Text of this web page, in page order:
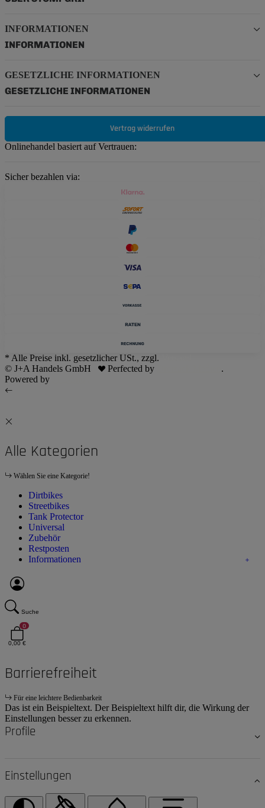
INFORMATIONEN
INFORMATIONEN
GESETZLICHE INFORMATIONEN
GESETZLICHE INFORMATIONEN
Vertrag widerrufen
Onlinehandel basiert auf Vertrauen:
Sicher bezahlen via:
* Alle Preise inkl. gesetzlicher USt., zzgl.
© J+A Handels GmbH
Perfected by
.
Powered by
Alle Kategorien
Wählen Sie eine Kategorie!
Dirtbikes
Streetbikes
Tank Protector
Universal
Zubehör
Restposten
Informationen
Suche
0
0,00 €
Barrierefreiheit
Für eine leichtere Bedienbarkeit
Das ist ein Beispieltext. Der Beispieltext hilft dir, die Wirkung der
Einstellungen besser zu erkennen.
Profile
Einstellungen